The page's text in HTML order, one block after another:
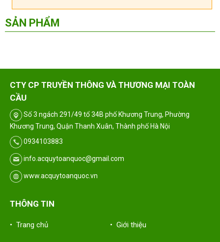
SẢN PHẨM
CTY CP TRUYỀN THÔNG VÀ THƯƠNG MẠI TOÀN
CẦU
Số 3 ngách 291/49 tổ 34B phố Khương Trung, Phường
Khương Trung, Quận Thanh Xuân, Thành phố Hà Nội
0934103883
info.acquytoanquoc@gmail.com
www.acquytoanquoc.vn
THÔNG TIN
• Trang chủ • Giới thiệu